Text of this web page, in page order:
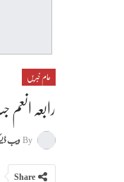
عام خبریں
رابعہ انعم
By ویب
Share